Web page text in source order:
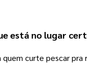
está no lugar
curte pescar pra